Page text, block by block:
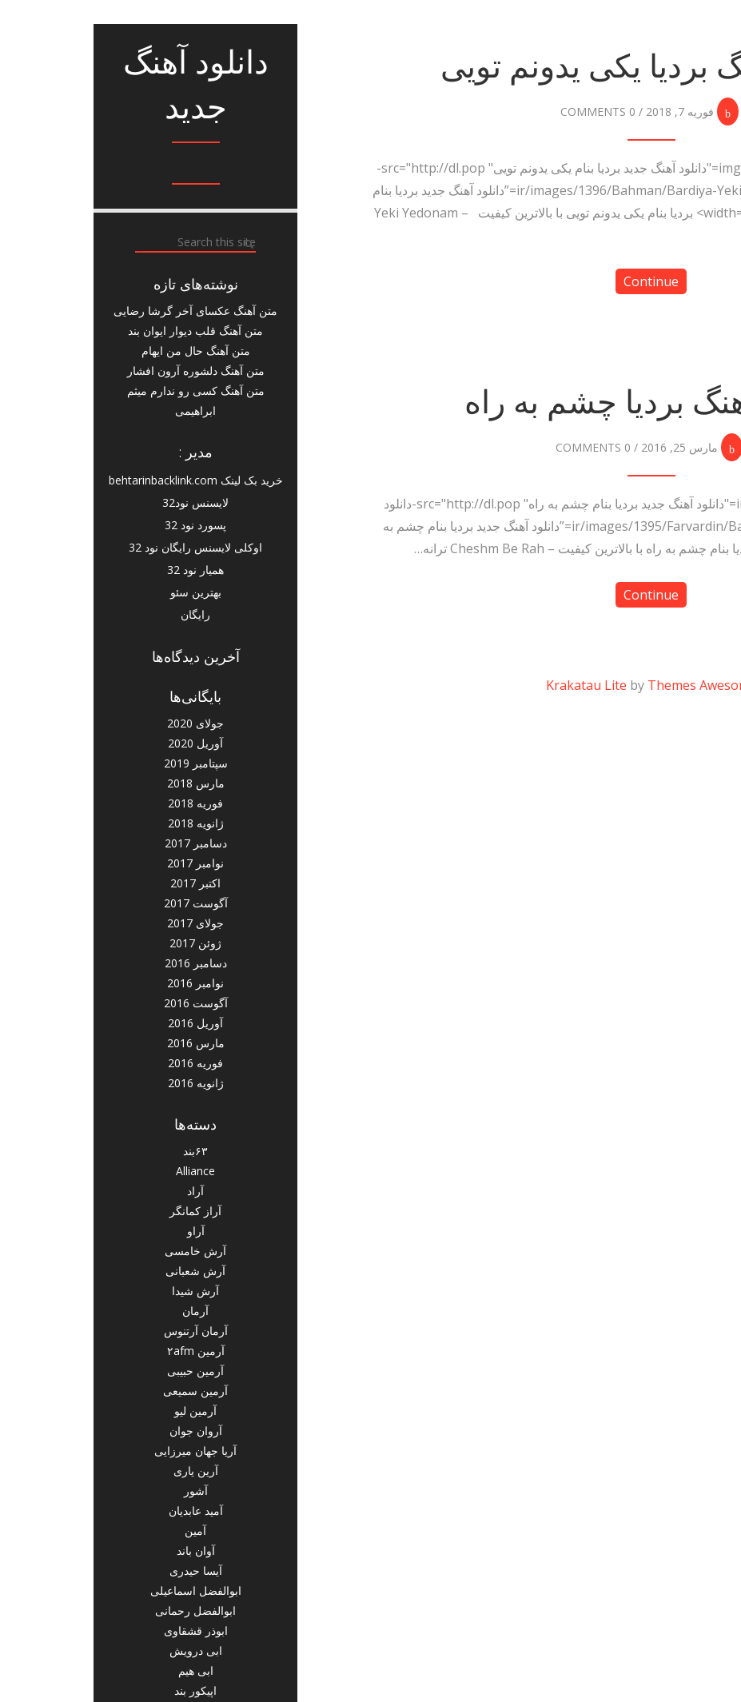
دانلود آهنگ
جدید
نوشته‌های تازه
متن آهنگ عکسای آخر گرشا رضایی
متن آهنگ قلب دیوار ایوان بند
متن آهنگ حال من ایهام
متن آهنگ دلشوره آرون افشار
متن آهنگ کسی رو ندارم میثم
ابراهیمی
مدیر :
خرید بک لینک behtarinbacklink.com
لایسنس نود32
پسورد نود 32
اوکلی لایسنس رایگان نود 32
همیار نود 32
بهترین سئو
رایگان
آخرین دیدگاه‌ها
بایگانی‌ها
جولای 2020
آوریل 2020
سپتامبر 2019
مارس 2018
فوریه 2018
ژانویه 2018
دسامبر 2017
نوامبر 2017
اکتبر 2017
آگوست 2017
جولای 2017
ژوئن 2017
دسامبر 2016
نوامبر 2016
آگوست 2016
آوریل 2016
مارس 2016
فوریه 2016
ژانویه 2016
دسته‌ها
۶۳بند
Alliance
آراد
آراز کمانگر
آراو
آرش خامسی
آرش شعبانی
آرش شیدا
آرمان
آرمان آرتنوس
آرمین ۲afm
آرمین حبیبی
آرمین سمیعی
آرمین لیو
آروان جوان
آریا جهان میرزایی
آرین یاری
آشور
آمید عابدیان
آمین
آوان باند
آیسا حیدری
ابوالفضل اسماعیلی
ابوالفضل رحمانی
ابوذر قشقاوی
ابی درویش
ابی هیم
اپیکور بند
بردیا یکی یدونم تویی
فوریه 7, 2018 /
0 COMMENTS
دانلود آهنگ بردیا یکی یدونم تویی <img title="دانلود آهنگ جدید بردیا بنام یکی یدونم تویی" src="http://dl.pop-
دانلود آهنگ.ir/images/1396/Bahman/Bardiya-Yeki-Yedonam-Toee.jpg” alt=”دانلود آهنگ جدید بردیا بنام
یکی یدونم تویی” width=”500″ height=”500″> بردیا بنام یکی یدونم تویی با بالاترین کیفیت – Yeki Yedonam
Continue
بردیا چشم به راه
مارس 25, 2016 /
0 COMMENTS
دانلود آهنگ بردیا چشم به راه <img title="دانلود آهنگ جدید بردیا بنام چشم به راه" src="http://dl.pop-دانلود
آهنگ.ir/images/1395/Farvardin/Bardia-Cheshm-Be-Rah.jpg” alt=”دانلود آهنگ جدید بردیا بنام چشم به
Continue
Krakatau Lite by Themes